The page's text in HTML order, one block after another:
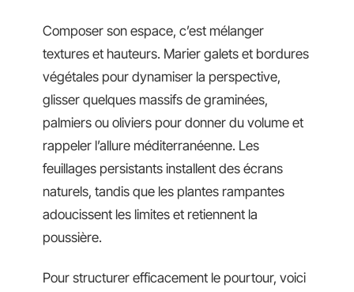
Composer son espace, c’est mélanger
textures et hauteurs. Marier galets et bordures
végétales pour dynamiser la perspective,
glisser quelques massifs de graminées,
palmiers ou oliviers pour donner du volume et
rappeler l’allure méditerranéenne. Les
feuillages persistants installent des écrans
naturels, tandis que les plantes rampantes
adoucissent les limites et retiennent la
poussière.
Pour structurer efficacement le pourtour, voici